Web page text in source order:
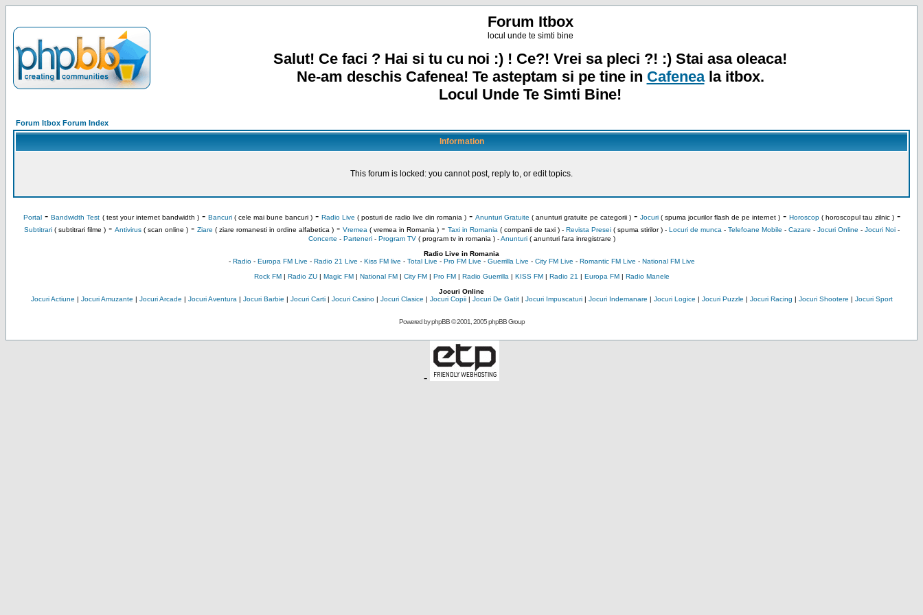
Forum Itbox
locul unde te simti bine
Salut! Ce faci ? Hai si tu cu noi :) ! Ce?! Vrei sa pleci ?! :) Stai asa oleaca!
Ne-am deschis Cafenea! Te asteptam si pe tine in Cafeneala itbox.
Locul Unde Te Simti Bine!
Forum Itbox Forum Index
Information
This forum is locked: you cannot post, reply to, or edit topics.
Portal- Bandwidth Test ( test your internet bandwidth )- Bancuri( cele mai bune bancuri )- Radio Live ( posturi de radio live din romania )- Anunturi Gratuite ( anunturi gratuite pe categorii )- Jocuri( spuma jocurilor flash de pe internet )- Horoscop( horoscopul tau zilnic )-
Subtitrari( subtitrari filme )- Antivirus( scan online )- Ziare ( ziare romanesti in ordine alfabetica )- Vremea ( vremea in Romania )- Taxi in Romania ( companii de taxi ) - Revista Presei( spuma stirilor ) - Locuri de munca - Telefoane Mobile - Cazare - Jocuri Online - Jocuri Noi-
Concerte - Parteneri- Program TV( program tv in romania )-Anunturi( anunturi fara inregistrare )
Radio Live in Romania
- Radio- Europa FM Live - Radio 21 Live - Kiss FM live - Total Live - Pro FM Live - Guerrilla Live - City FM Live - Romantic FM Live - National FM Live
Rock FM| Radio ZU| Magic FM| National FM| City FM| Pro FM| Radio Guerrilla | KISS FM| Radio 21 | Europa FM| Radio Manele
Jocuri Online
Jocuri Actiune | Jocuri Amuzante | Jocuri Arcade | Jocuri Aventura | Jocuri Barbie | Jocuri Carti| Jocuri Casino| Jocuri Clasice | Jocuri Copii| Jocuri De Gatit| Jocuri Impuscaturi| Jocuri Indemanare | Jocuri Logice | Jocuri Puzzle | Jocuri Racing | Jocuri Shootere | Jocuri Sport
Powered byphpBB© 2001, 2005 phpBB Group
-